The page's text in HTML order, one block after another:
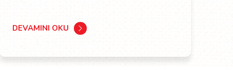
DEVAMINI OKU